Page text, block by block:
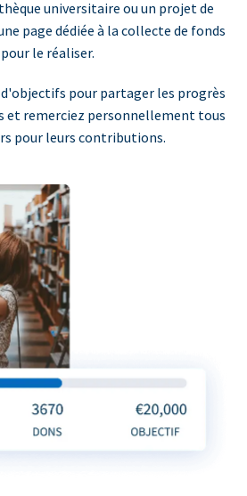
universitaire ou un projet de
page dédiée à la collecte de fonds
pour le réaliser.
pour partager les progrès
et remerciez personnellement tous
pour leurs contributions.